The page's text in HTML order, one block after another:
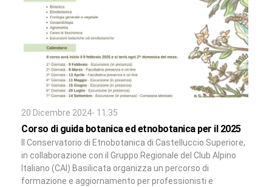
20 Dicembre 2024- 11:35
Corso di guida botanica ed etnobotanica per il 2025
Il Conservatorio di Etnobotanica di Castelluccio Superiore,
in collaborazione con il Gruppo Regionale del Club Alpino
Italiano (CAI) Basilicata organizza un percorso di
formazione e aggiornamento per professionisti e